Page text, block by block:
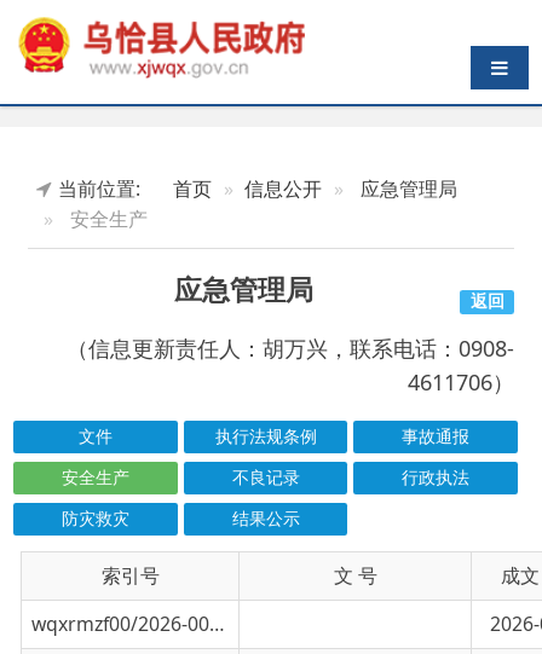
导航切换
安全生产
应急管理局
（信息更新责任人：胡万兴，联系电话：0908-
4611706）
事故通报
安全生产
不良记录
行政执法
防灾救灾
结果公示
索引号 信息标题 文 号
wqxrmzf00/2026-00898
以练筑防强技能 安全护航促生产乌恰县开
2026-06-24
wqxrmzf00/2026-00136
乌恰县应急管理局2026年第一季度检查情
2026-04-16
K45899617/2026-00164 乌恰县举办安全管理专题培训 破解行业发
2025-12-19